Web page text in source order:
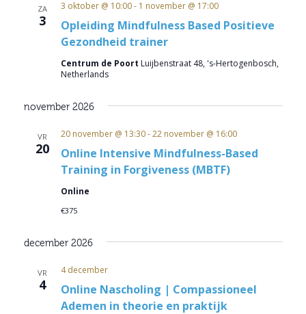
ZA
3
Opleiding Mindfulness Based Positieve
Gezondheid trainer
3 oktober @ 10:00- 1 november @ 17:00
Centrum de Poort Luijbenstraat 48, 's-Hertogenbosch,
Netherlands
november 2026
VR
20
Online Intensive Mindfulness-Based
Training in Forgiveness (MBTF)
20 november @ 13:30-22 november @ 16:00
Online
€375
december 2026
VR
4
Online Nascholing | Compassioneel
Ademen in theorie en praktijk
4 december